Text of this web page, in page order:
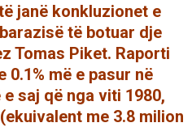
janë konkluzionet e
të botuar dje
Tomas Piket. Raporti
0.1% më e pasur në
saj që nga viti 1980,
me 3.8 milion